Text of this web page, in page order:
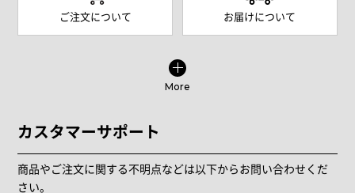
ご注文について お届けについて
More
カスタマーサポート
商品やご注文に関する不明点などは以下からお問い合わせくだ
さい。